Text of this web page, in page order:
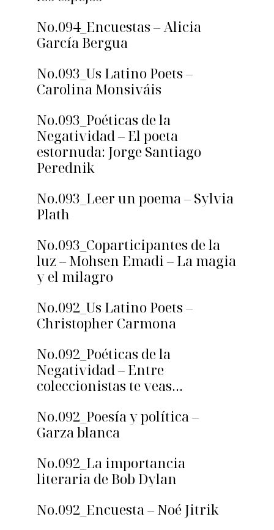
No.094_Encuestas – Alicia
García Bergua
No.093_Us Latino Poets –
Carolina Monsiváis
No.093_Poéticas de la
Negatividad – El poeta
estornuda: Jorge Santiago
Perednik
No.093_Leer un poema – Sylvia
Plath
No.093_Coparticipantes de la
luz – Mohsen Emadi – La magia
y el milagro
No.092_Us Latino Poets –
Christopher Carmona
No.092_Poéticas de la
Negatividad – Entre
coleccionistas te veas…
No.092_Poesía y política –
Garza blanca
No.092_La importancia
literaria de Bob Dylan
No.092_Encuesta – Noé Jitrik